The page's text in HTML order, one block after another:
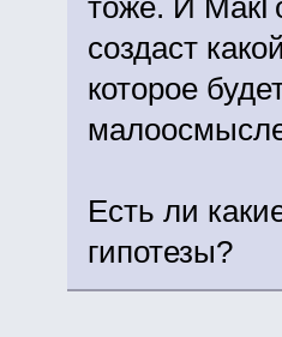
создаст
которое
Есть ли
гипотезы?